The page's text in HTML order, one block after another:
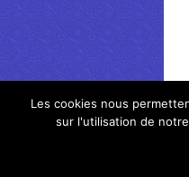
Les cookies nous
sur l'utilisation de